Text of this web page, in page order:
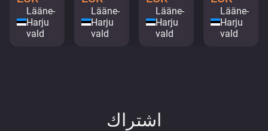
Lääne-
Harju
vald
Lääne-
Harju
vald
Lääne-
Harju
vald
Lääne-
Harju
vald
اشتراك